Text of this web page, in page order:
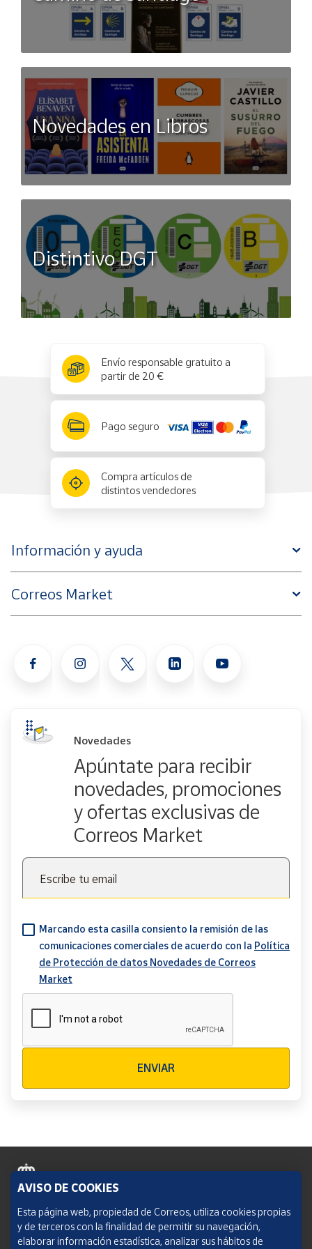
Novedades en Libros
Distintivo DGT
Envío responsable gratuito a
partir de 20 €
Pago seguro
Compra artículos de
distintos vendedores
Información y ayuda
Correos Market
Novedades
Apúntate para recibir
novedades, promociones
y ofertas exclusivas de
Correos Market
Escribe tu email
Marcando esta casilla consiento la remisión de las
comunicaciones comerciales de acuerdo con la Política
de Protección de datos Novedades de Correos
Market
ENVIAR
Política de cookies
Aviso legal
AVISO DE COOKIES
Esta página web, propiedad de Correos, utiliza cookies propias
y de terceros con la finalidad de permitir su navegación,
elaborar información estadística, analizar sus hábitos de